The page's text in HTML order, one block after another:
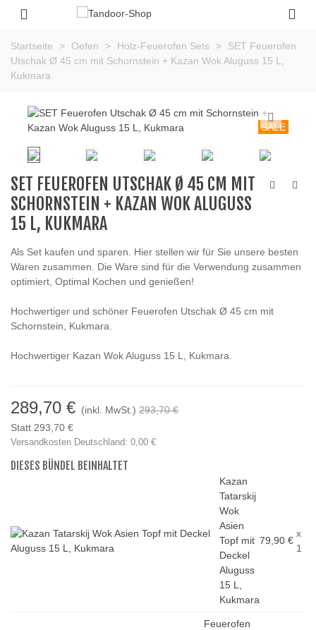
Startseite > Oefen > Holz-Feuerofen Sets >
SET Feuerofen
Utschak Ø 45 cm mit Schornstein + Kazan Wok Aluguss 15 L,
Kukmara
SALE
SET FEUEROFEN UTSCHAK Ø 45 CM MIT
SCHORNSTEIN + KAZAN WOK ALUGUSS
15 L, KUKMARA
Als Set kaufen und sparen. Hier stellen wir für Sie unsere besten
Waren zusammen. Die Ware sind für die Verwendung zusammen
optimiert, Optimal Kochen und genießen!
Hochwertiger und schöner Feuerofen Utschak Ø 45 cm mit
Schornstein, Kukmara.
Hochwertiger Kazan Wok Aluguss 15 L, Kukmara.
289,70 € (inkl. MwSt.) 293,70 €
Statt 293,70 €
Versandkosten Deutschland: 0,00 €
DIESES BÜNDEL BEINHALTET
Kazan
Tatarskij
Wok
Asien
Topf mit
Deckel
Aluguss
15 L,
Kukmara
79,90 €
x
1
Feuerofen